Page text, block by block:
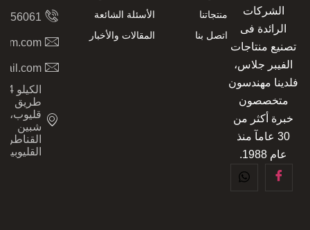
الشركات
الرائدة فى
تصنيع منتاجات
الفيبر جلاس،
فلدينا مهندسون
متخصصون
خبرة أكثر من
30 عامآ منذ
عام 1988.
منتجاتنا
اتصل بنا
الأسئلة الشائعة
المقالات والأخبار
طريق
قليوب،
شبين
القناطر،
القليوبية